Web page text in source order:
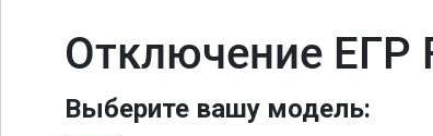
Отключение ЕГР
Выберите вашу модель: